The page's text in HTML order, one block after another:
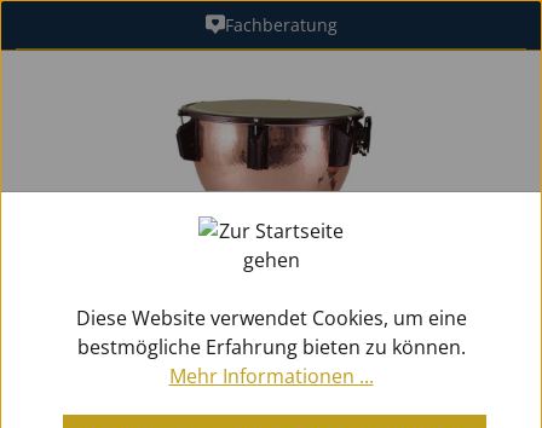
Zum Hauptinhalt springenFachberatung
Diese Website verwendet Cookies, um eine
bestmögliche Erfahrung bieten zu können.
Mehr Informationen ...